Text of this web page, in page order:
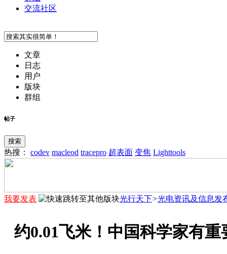
交流社区
文章
日志
用户
版块
群组
帖子
搜索
热搜： codev macleod tracepro 超表面 变焦 Lighttools
我要发表 光行天下>光电资讯及信息发
约0.01飞米！中国科学家有重